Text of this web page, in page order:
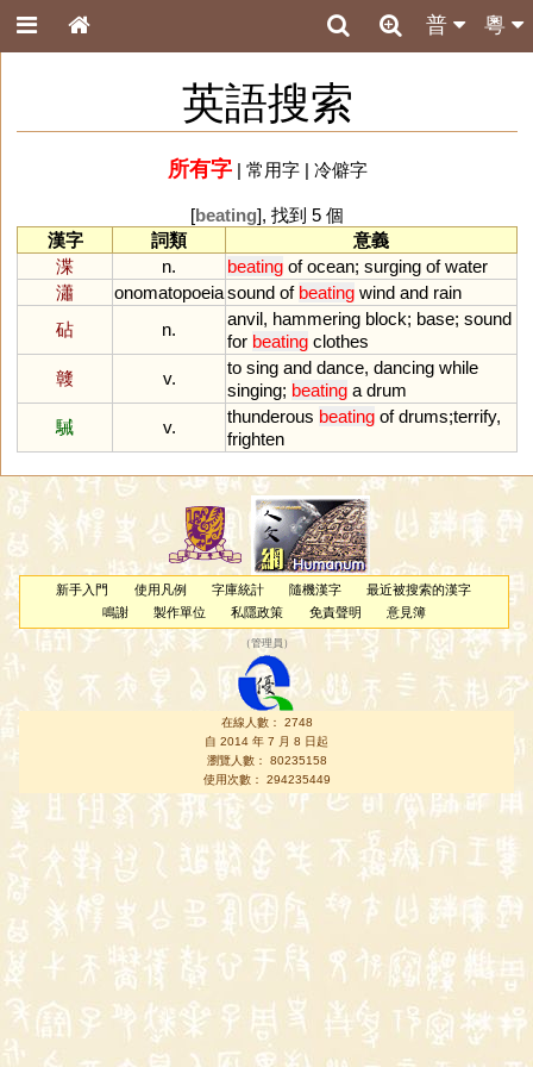
粵
普
英語搜索
所有字| 常用字| 冷僻字
[beating], 找到 5 個
漢字
詞類
意義
渫
n. beating of ocean; surging of water
瀟
onomatopoeiasound of beating wind and rain
砧
n.
anvil, hammering block; base; sound
for beating clothes
竷
v.
to sing and dance, dancing while
singing; beating a drum
駴
v.
thunderous beating of drums;terrify,
frighten
新手入門 使用凡例 字庫統計 隨機漢字
最近被搜索的漢字
鳴謝
製作單位 私隱政策 免責聲明 意見簿
（管理員 ）
在線人數： 2748
自 2014 年 7 月 8 日起
瀏覽人數： 80235158
使用次數： 294235449